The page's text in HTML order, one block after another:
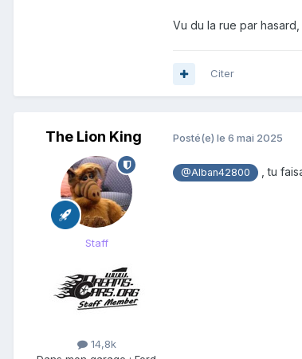
Vu du la rue par
Citer
The Lion King
Staff
14,8k
Posté(e) le 6 mai 2025
@Alban42800 , tu